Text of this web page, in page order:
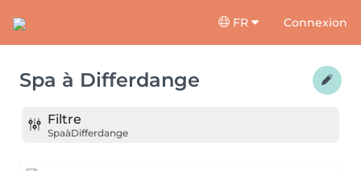
FR Connexion
Spa à Differdange
Filtre
SpaàDifferdange